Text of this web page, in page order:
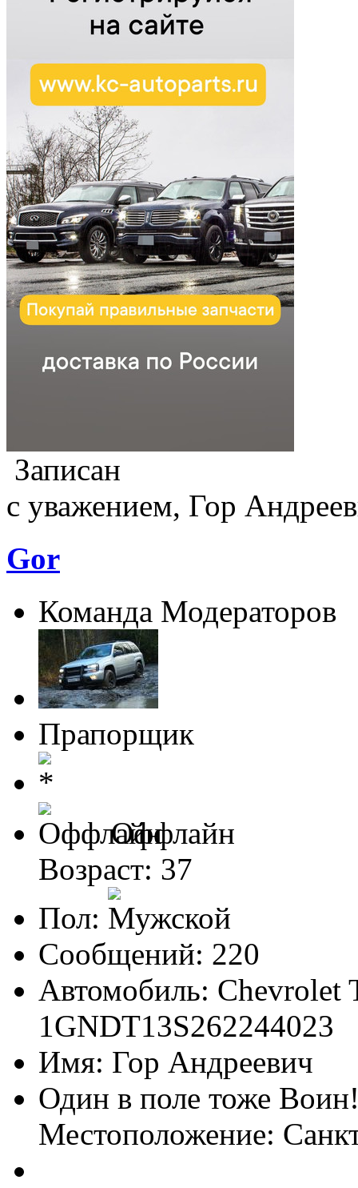
Записан
с уважением, Гор
Gor
Команда Модераторов
Прапорщик
Оффлайн
Возраст: 37
Пол:
Сообщений: 220
Автомобиль: Chevrolet
1GNDT13S262244023
Имя: Гор Андреевич
Один в поле тоже
Местоположение: